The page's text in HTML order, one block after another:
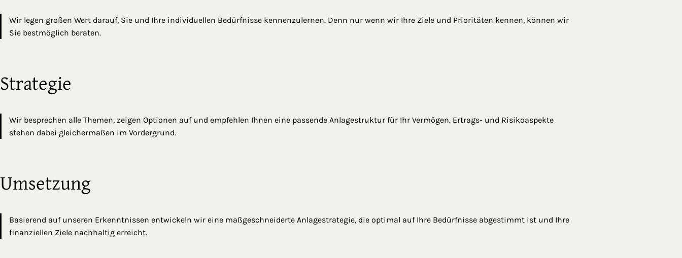
Wir legen großen Wert darauf, Sie und Ihre individuellen Bedürfnisse kennenzulernen. Denn nur wenn wir Ihre Ziele und Prioritäten kennen, können wir
Sie bestmöglich beraten.
Strategie
Wir besprechen alle Themen, zeigen Optionen auf und empfehlen Ihnen eine passende Anlagestruktur für Ihr Vermögen. Ertrags- und Risikoaspekte
stehen dabei gleichermaßen im Vordergrund.
Umsetzung
Basierend auf unseren Erkenntnissen entwickeln wir eine maßgeschneiderte Anlagestrategie, die optimal auf Ihre Bedürfnisse abgestimmt ist und Ihre
finanziellen Ziele nachhaltig erreicht.